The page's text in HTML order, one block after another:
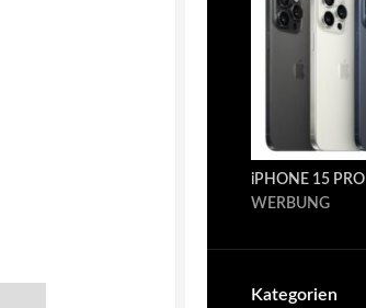
iPHONE 15 PRO
WERBUNG
Kategorien